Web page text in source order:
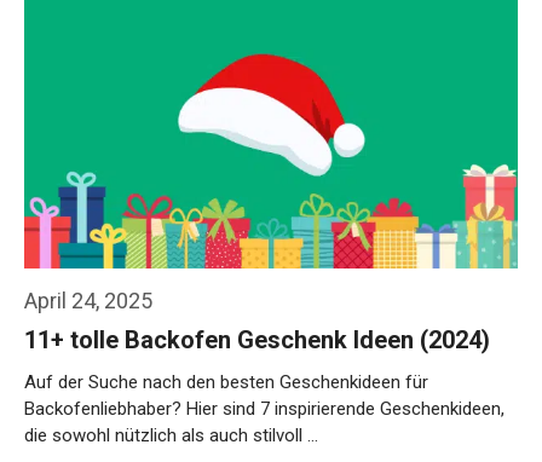
April 24, 2025
11+ tolle Backofen Geschenk Ideen (2024)
Auf der Suche nach den besten Geschenkideen für
Backofenliebhaber? Hier sind 7 inspirierende Geschenkideen,
die sowohl nützlich als auch stilvoll …